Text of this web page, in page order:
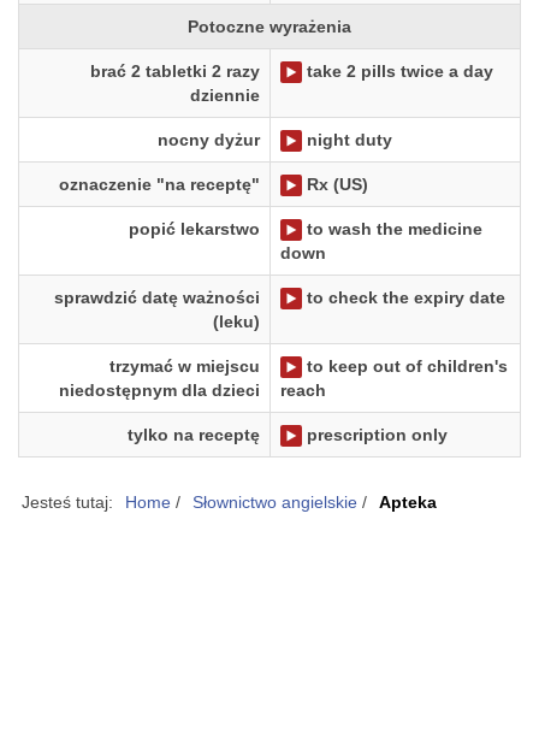
Potoczne wyrażenia
brać 2 tabletki 2 razy
dziennie
take 2 pills twice a day
nocny dyżur night duty
oznaczenie "na receptę" Rx (US)
popić lekarstwo
to wash the medicine
down
sprawdzić datę ważności
(leku)
to check the expiry date
trzymać w miejscu
niedostępnym dla dzieci
to keep out of children's
reach
tylko na receptę prescription only
Jesteś tutaj: Home / Słownictwo angielskie / Apteka